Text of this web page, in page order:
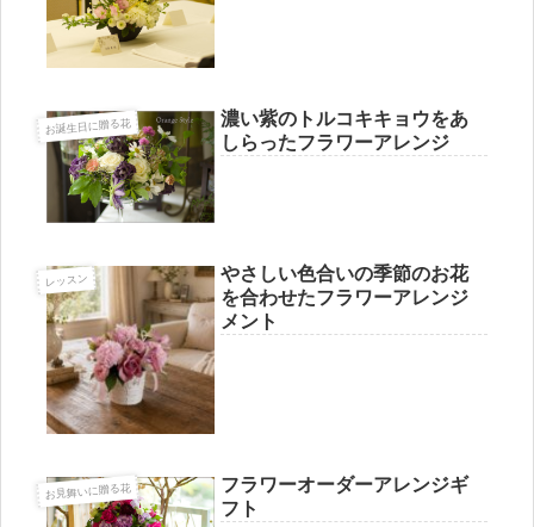
お誕生日に贈る花
濃い紫のトルコキキョウをあ
しらったフラワーアレンジ
レッスン
やさしい色合いの季節のお花
を合わせたフラワーアレンジ
メント
お見舞いに贈る花
フラワーオーダーアレンジギ
フト